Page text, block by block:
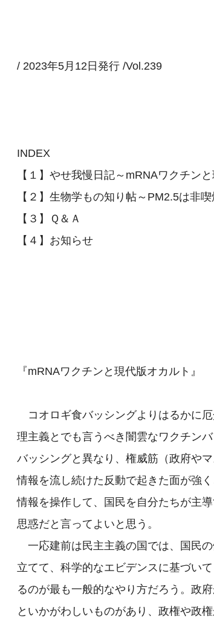
/ 2023年5月12日発行 /Vol.239
INDEX
【１】やせ我慢日記～mRNAワクチン
【２】生物学もの知り帖～PM2.5は非
【３】Ｑ＆Ａ
【４】お知らせ
『mRNAワクチンと現代版オカルト』
コオロギ食バッシングよりはるかに
理主義とでも言うべき闇雲なワクチン
バッシングと異なり、権威筋（政府や
情報を流し続けた反動で起きた面が強
情報を操作して、国民を自分たちが主
思惑だと言ってよいと思う。
一応建前は民主主義の国では、国民
立てて、科学的なエビデンスに基づい
るのが最も一般的なやり方だろう。政
といかがわしいものがあり、政権や政